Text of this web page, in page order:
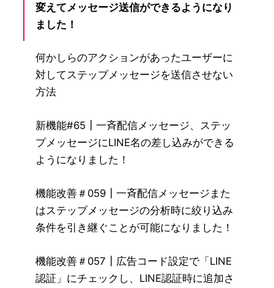
変えてメッセージ送信ができるようになり
ました！
何かしらのアクションがあったユーザーに
対してステップメッセージを送信させない
方法
新機能#65┃一斉配信メッセージ、ステッ
プメッセージにLINE名の差し込みができる
ようになりました！
機能改善＃059┃一斉配信メッセージまた
はステップメッセージの分析時に絞り込み
条件を引き継ぐことが可能になりました！
機能改善＃057┃広告コード設定で「LINE
認証」にチェックし、LINE認証時に追加さ